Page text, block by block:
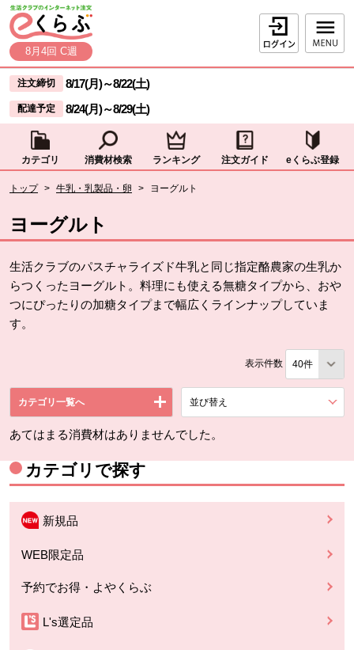
ページの先頭です。
本文へジャンプする。
8月4回 C週
ログイン
ここからサイト内共通メニューです。
サイト内共通メニューをスキップする
注文締切 8/17(月)～8/22(土)
配達予定 8/24(月)～8/29(土)
カテゴリ 消費材検索 ランキング 注文ガイド eくらぶ登録
トップ > 牛乳・乳製品・卵 > ヨーグルト
ヨーグルト
生活クラブのパスチャライズド牛乳と同じ指定酪農家の生乳か
らつくったヨーグルト。料理にも使える無糖タイプから、おや
つにぴったりの加糖タイプまで幅広くラインナップしていま
す。
表示件数
カテゴリ一覧へ 並び替え
あてはまる消費材はありませんでした。
カテゴリで探す
新規品
WEB限定品
予約でお得・よやくらぶ
L's選定品